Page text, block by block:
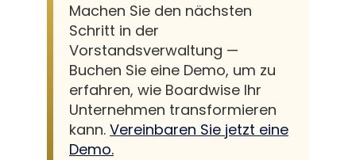
Machen Sie den nächsten
Schritt in der
Vorstandsverwaltung —
Buchen Sie eine Demo, um zu
erfahren, wie Boardwise Ihr
Unternehmen transformieren
kann. Vereinbaren Sie jetzt eine
Demo.